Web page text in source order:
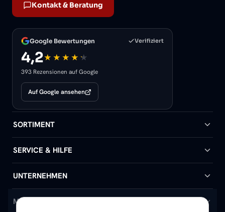
Kontakt & Beratung
Google Bewertungen Verifiziert
4,2
393 Rezensionen auf Google
Auf Google ansehen
SORTIMENT
Badheizkörper
Handtuchheizkörper
Design-Heizkörper
SERVICE & HILFE
Hilfe & Kontakt
Versand & Lieferung
UNTERNEHMEN
Wir über uns
MEIN KONTO